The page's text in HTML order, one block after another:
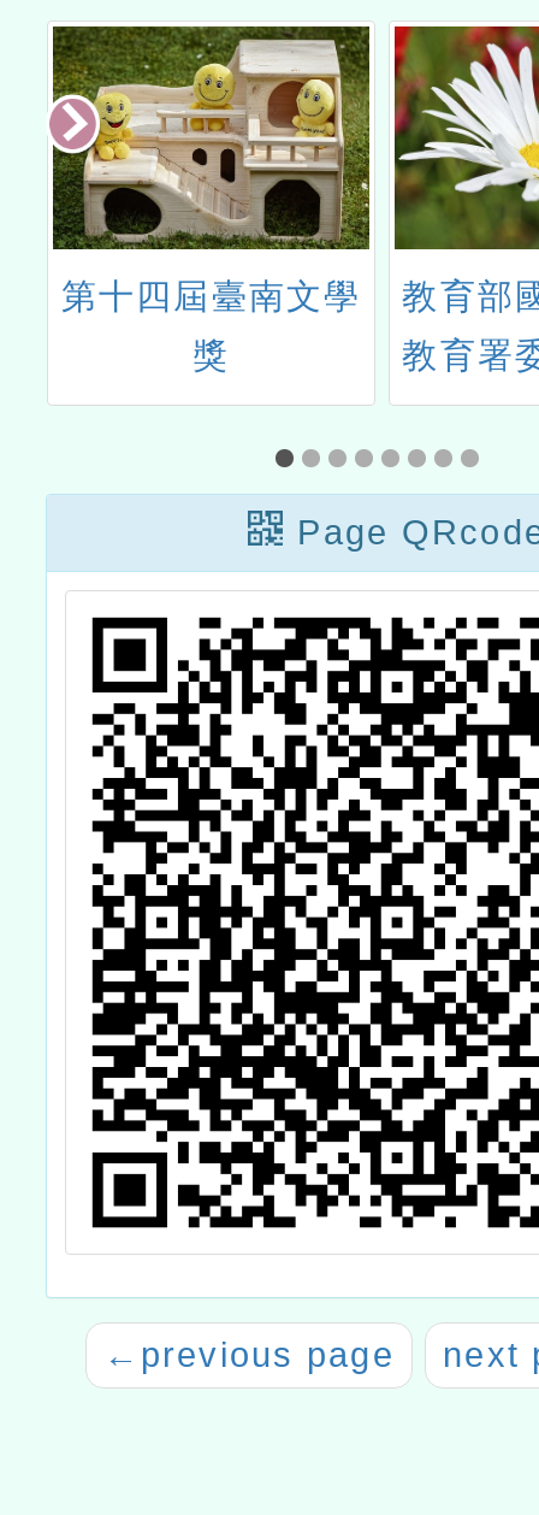
第十四屆臺南文學
獎
教育部
教育署
灣師
「112
數位適
培訓
Page
← previous page next